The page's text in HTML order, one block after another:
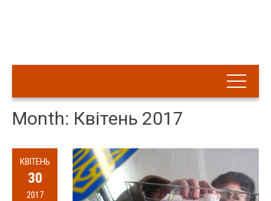
Month: Квітень 2017
КВІТЕНЬ
30
2017